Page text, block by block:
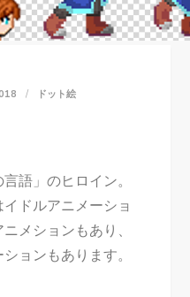
ドット絵
語」のヒロイン。
ドルアニメーショ
メションもあり、
ョンもあります。